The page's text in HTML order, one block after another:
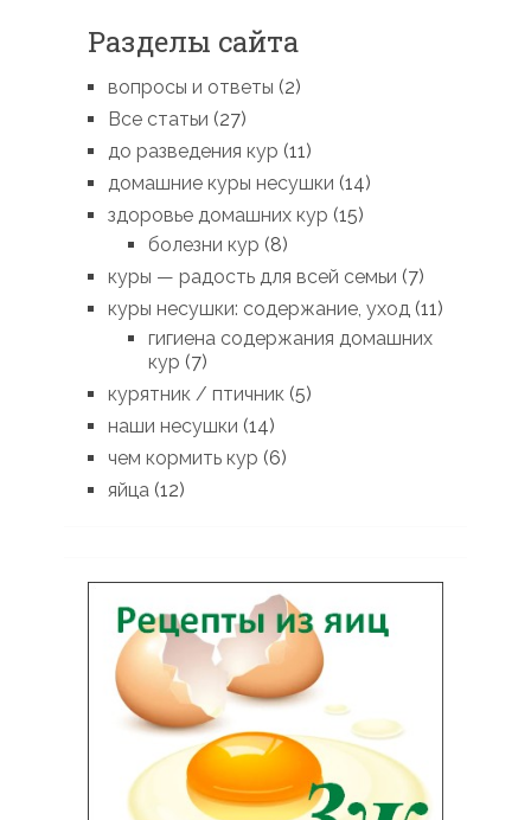
Разделы сайта
вопросы и ответы (2)
Все статьи (27)
до разведения кур (11)
домашние куры несушки (14)
здоровье домашних кур (15)
болезни кур (8)
куры — радость для всей семьи (7)
куры несушки: содержание, уход(11)
гигиена содержания домашних
кур (7)
курятник / птичник(5)
наши несушки (14)
чем кормить кур (6)
яйца(12)